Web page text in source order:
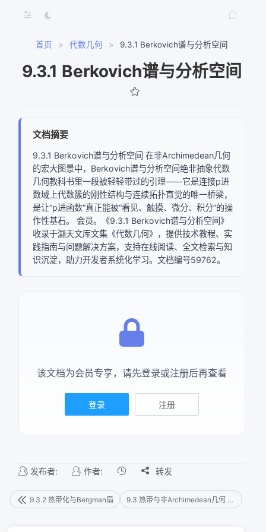
首页 > 代数几何 > 9.3.1 Berkovich谱与分析空间
9.3.1 Berkovich谱与分析空间
文档摘要
9.3.1 Berkovich谱与分析空间 在非Archimedean几何
的宏大图景中，Berkovich谱与分析空间绝非抽象代数
几何教科书里一段被轻轻带过的引理——它是连接p进
数域上代数簇的刚性结构与连续拓扑直觉的唯一桥梁，
是让“p进函数”真正能被“看见、触摸、微分、积分”的操
作性基石。 会员。《9.3.1 Berkovich谱与分析空间》
收录于灏天文库文集《代数几何》，提供技术教程、实
践指南与问题解决方案，支持在线阅读、全文检索与知
识沉淀，助力开发者系统化学习。文档编号59762。
该文档为会员专享，请先登录或注册后再查看
登录 注册
发布者: 作者:  转发
9.3.2 热带化与Bergman扇 9.3 热带与非Archimedean几何